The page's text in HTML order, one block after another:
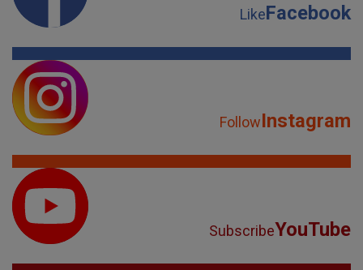
LikeFacebook
FollowInstagram
SubscribeYouTube